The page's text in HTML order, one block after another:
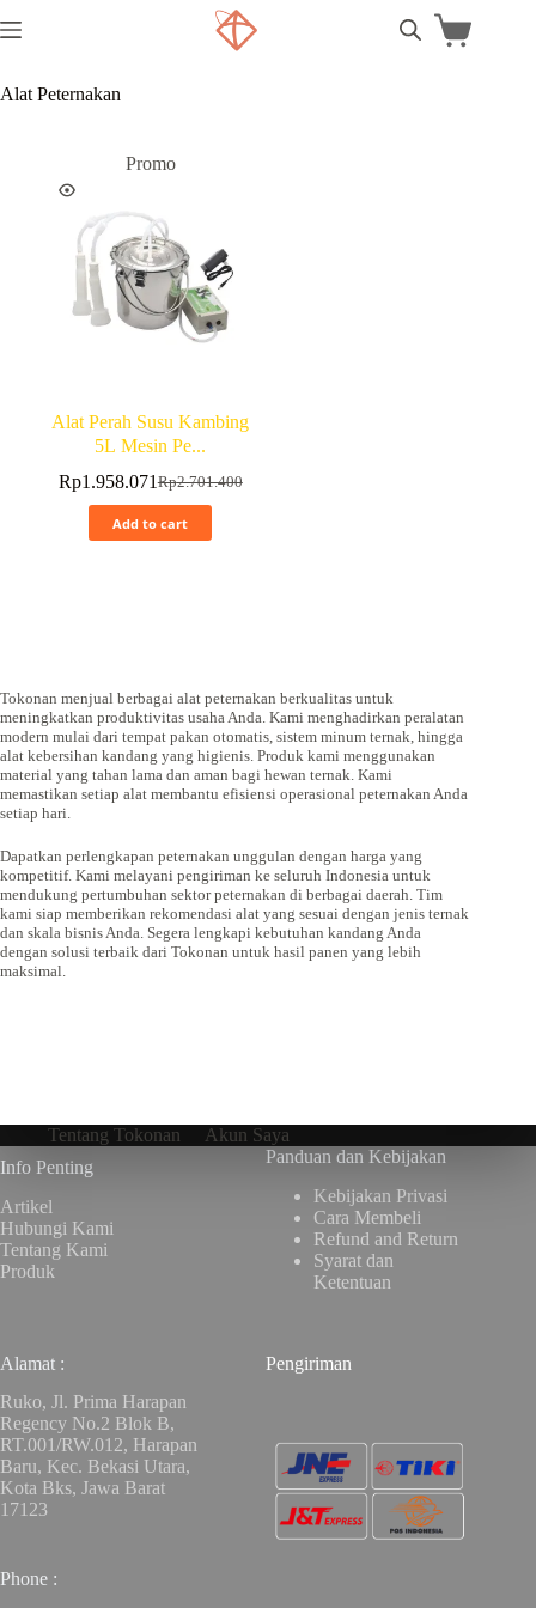
Alat Peternakan
Promo
Alat Perah Susu Kambing
5L Mesin Pe...
Rp2.701.400
Rp1.958.071
Add to cart
Tokonan menjual berbagai alat peternakan berkualitas untuk
meningkatkan produktivitas usaha Anda. Kami menghadirkan peralatan
modern mulai dari tempat pakan otomatis, sistem minum ternak, hingga
alat kebersihan kandang yang higienis. Produk kami menggunakan
material yang tahan lama dan aman bagi hewan ternak. Kami
memastikan setiap alat membantu efisiensi operasional peternakan Anda
setiap hari.
Dapatkan perlengkapan peternakan unggulan dengan harga yang
kompetitif. Kami melayani pengiriman ke seluruh Indonesia untuk
mendukung pertumbuhan sektor peternakan di berbagai daerah. Tim
kami siap memberikan rekomendasi alat yang sesuai dengan jenis ternak
dan skala bisnis Anda. Segera lengkapi kebutuhan kandang Anda
dengan solusi terbaik dari Tokonan untuk hasil panen yang lebih
maksimal.
Tentang Tokonan
Akun Saya
Info Penting
Artikel
Hubungi Kami
Tentang Kami
Produk
Panduan dan Kebijakan
Kebijakan Privasi
Cara Membeli
Refund and Return
Syarat dan
Ketentuan
Alamat :
Ruko, Jl. Prima Harapan
Regency No.2 Blok B,
RT.001/RW.012, Harapan
Baru, Kec. Bekasi Utara,
Kota Bks, Jawa Barat
17123
Phone :
Pengiriman